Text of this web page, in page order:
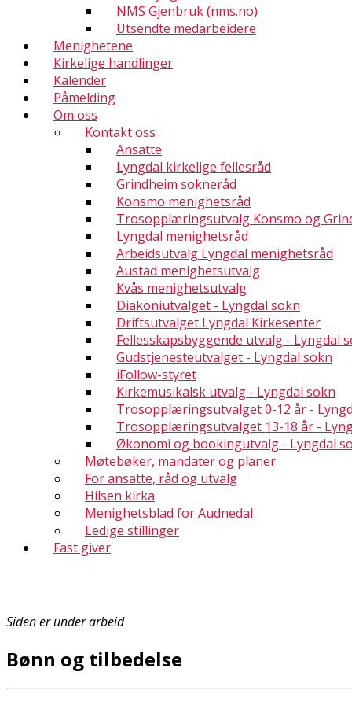
NMS Gjenbruk (nms.no)
Utsendte medarbeidere
Menighetene
Kirkelige handlinger
Kalender
Påmelding
Om oss
Kontakt oss
Ansatte
Lyngdal kirkelige fellesråd
Grindheim sokneråd
Konsmo menighetsråd
Trosopplæringsutvalg Konsmo og
Lyngdal menighetsråd
Arbeidsutvalg Lyngdal menighetsråd
Austad menighetsutvalg
Kvås menighetsutvalg
Diakoniutvalget - Lyngdal sokn
Driftsutvalget Lyngdal Kirkesenter
Fellesskapsbyggende utvalg - Lyngdal
Gudstjenesteutvalget - Lyngdal sokn
iFollow-styret
Kirkemusikalsk utvalg - Lyngdal sokn
Trosopplæringsutvalget 0-12 år -
Trosopplæringsutvalget 13-18 år -
Økonomi og bookingutvalg - Lyngdal
Møtebøker, mandater og planer
For ansatte, råd og utvalg
Hilsen kirka
Menighetsblad for Audnedal
Ledige stillinger
Fast giver
Siden er under arbeid
Bønn og tilbedelse